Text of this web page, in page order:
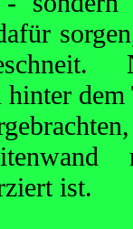
hinter
ist.